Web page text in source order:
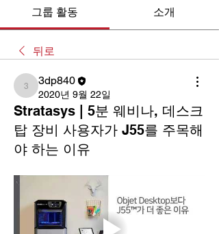
그룹 활동 소개
뒤로
3dp840
3dp840
2020년 9월 22일
Stratasys | 5분 웨비나, 데스크
탑 장비 사용자가 J55를 주목해
야 하는 이유